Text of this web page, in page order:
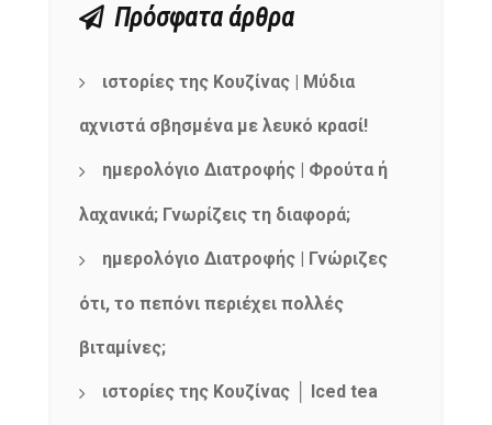
Πρόσφατα άρθρα
ιστορίες της Κουζίνας | Μύδια
αχνιστά σβησμένα με λευκό κρασί!
ημερολόγιο Διατροφής | Φρούτα ή
λαχανικά; Γνωρίζεις τη διαφορά;
ημερολόγιο Διατροφής | Γνώριζες
ότι, το πεπόνι περιέχει πολλές
βιταμίνες;
ιστορίες της Κουζίνας │ Iced tea